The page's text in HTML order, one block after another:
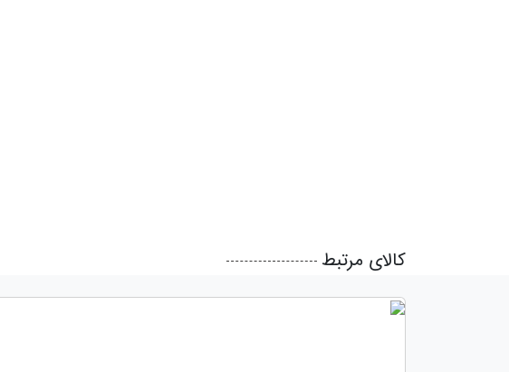
کالای مرتبط